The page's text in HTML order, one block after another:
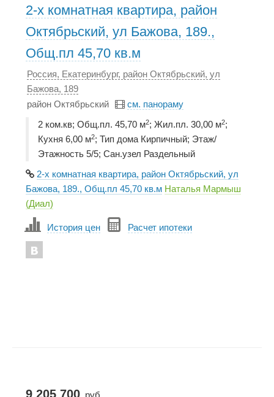
2-х комнатная квартира, район
Октябрьский, ул Бажова, 189.,
Общ.пл 45,70 кв.м
Россия, Екатеринбург, район Октябрьский, ул
Бажова, 189
район Октябрьский
см. панораму
2 ком.кв; Общ.пл. 45,70 м2; Жил.пл. 30,00 м2;
Кухня 6,00 м2; Тип дома Кирпичный; Этаж/
Этажность 5/5; Сан.узел Раздельный
2-х комнатная квартира, район Октябрьский, ул
Бажова, 189., Общ.пл 45,70 кв.м Наталья Мармыш
(Диал)
История цен Расчет ипотеки
9 205 700